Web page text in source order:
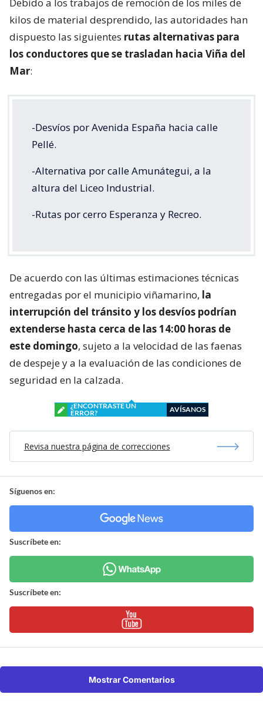
Debido a los trabajos de remoción de los miles de
kilos de material desprendido, las autoridades han
dispuesto las siguientes rutas alternativas para
los conductores que se trasladan hacia Viña del
Mar:
-Desvíos por Avenida España hacia calle
Pellé.
-Alternativa por calle Amunátegui, a la
altura del Liceo Industrial.
-Rutas por cerro Esperanza y Recreo.
De acuerdo con las últimas estimaciones técnicas
entregadas por el municipio viñamarino, la
interrupción del tránsito y los desvíos podrían
extenderse hasta cerca de las 14:00 horas de
este domingo, sujeto a la velocidad de las faenas
de despeje y a la evaluación de las condiciones de
seguridad en la calzada.
¿ENCONTRASTE UN
ERROR?
AVÍSANOS
Revisa nuestra página de correcciones
Síguenos en:
Suscríbete en:
Suscríbete en:
Mostrar Comentarios